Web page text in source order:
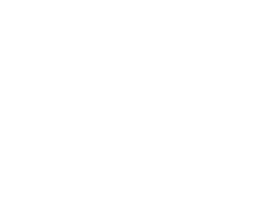
1-Multi Jet-Strahlrohr:
oder